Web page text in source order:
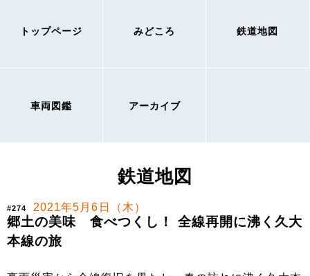
トップページ みどころ 鉄道地図
車両図鑑 アーカイブ
鉄道地図
#274 2021年5月6日（木）
郷土の美味 食べつくし！ 全線再開に沸く久大
本線の旅